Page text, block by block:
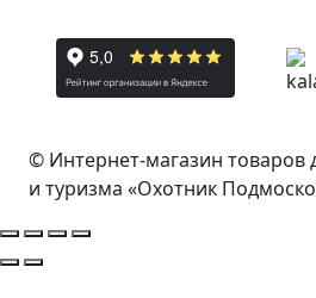
© Интернет-магазин товаров
и туризма «Охотник